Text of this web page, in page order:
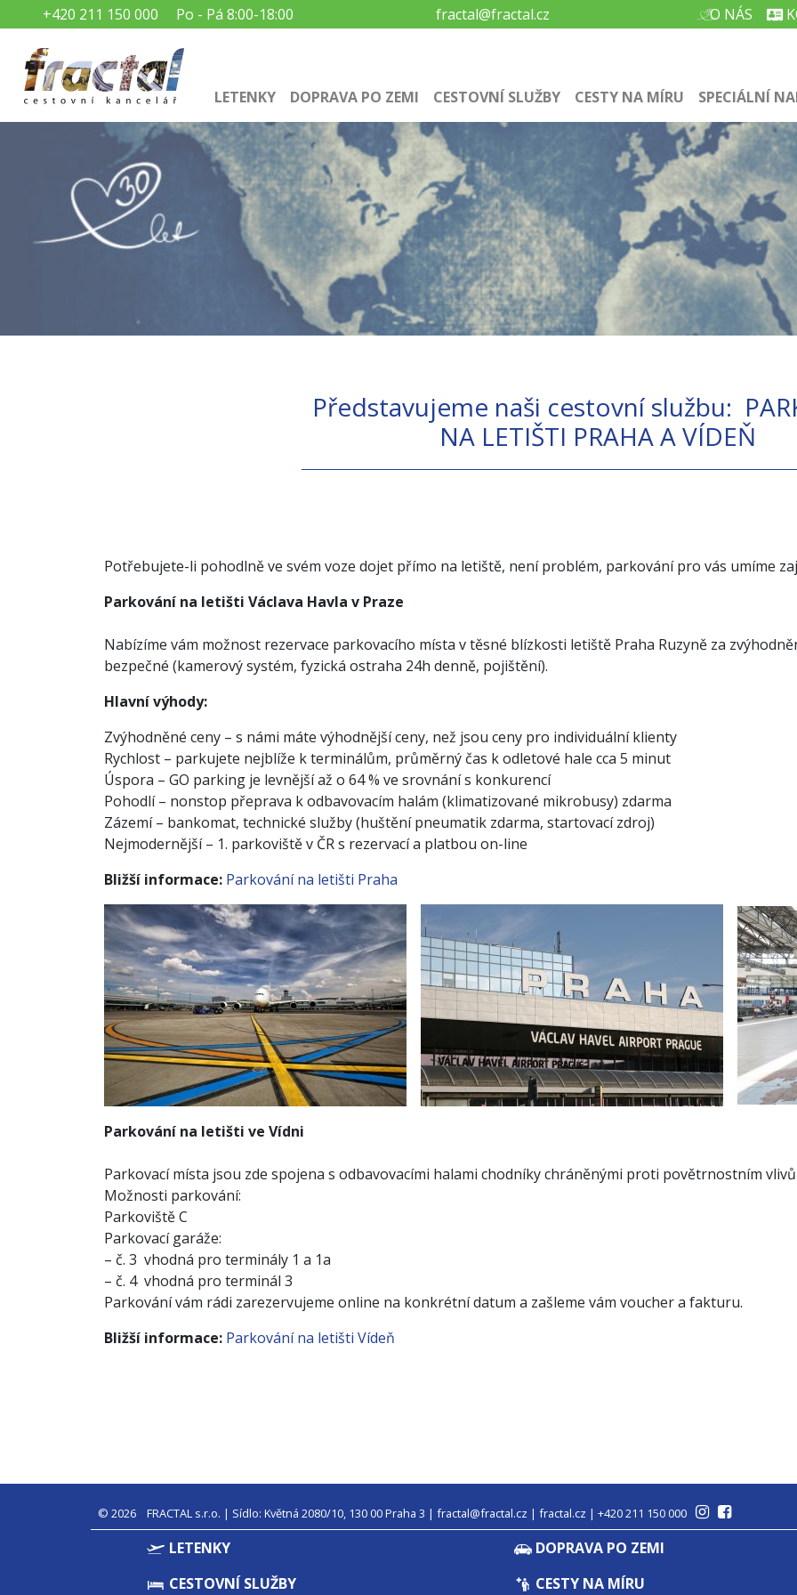
O NÁS
fractal@fractal.cz
+420 211 150 000 Po - Pá 8:00-18:00
LETENKY DOPRAVA PO ZEMI CESTOVNÍ SLUŽBY CESTY NA MÍRU SPECIÁLNÍ
Představujeme naši cestovní službu:
NA LETIŠTI PRAHA A VÍDEŇ
Potřebujete-li pohodlně ve svém voze dojet přímo na letiště, není problém, parkování pro vás umíme
Parkování na letišti Václava Havla v Praze
Nabízíme vám možnost rezervace parkovacího místa v těsné blízkosti letiště Praha Ruzyně za
bezpečné (kamerový systém, fyzická ostraha 24h denně, pojištění).
Hlavní výhody:
Zvýhodněné ceny – s námi máte výhodnější ceny, než jsou ceny pro individuální klienty
Rychlost – parkujete nejblíže k terminálům, průměrný čas k odletové hale cca 5 minut
Úspora – GO parking je levnější až o 64 % ve srovnání s konkurencí
Pohodlí – nonstop přeprava k odbavovacím halám (klimatizované mikrobusy) zdarma
Zázemí – bankomat, technické služby (huštění pneumatik zdarma, startovací zdroj)
Nejmodernější – 1. parkoviště v ČR s rezervací a platbou on-line
Bližší informace: Parkování na letišti Praha
Parkování na letišti ve Vídni
Parkovací místa jsou zde spojena s odbavovacími halami chodníky chráněnými proti povětrnostním
Možnosti parkování:
Parkoviště C
Parkovací garáže:
– č. 3 vhodná pro terminály 1 a 1a
– č. 4 vhodná pro terminál 3
Parkování vám rádi zarezervujeme online na konkrétní datum a zašleme vám voucher a fakturu.
Bližší informace: Parkování na letišti Vídeň
© 2026 FRACTAL s.r.o. | Sídlo: Květná 2080/10, 130 00 Praha 3 | fractal@fractal.cz | fractal.cz | +420 211 150 000
LETENKY
DOPRAVA PO ZEMI
CESTOVNÍ SLUŽBY
CESTY NA MÍRU